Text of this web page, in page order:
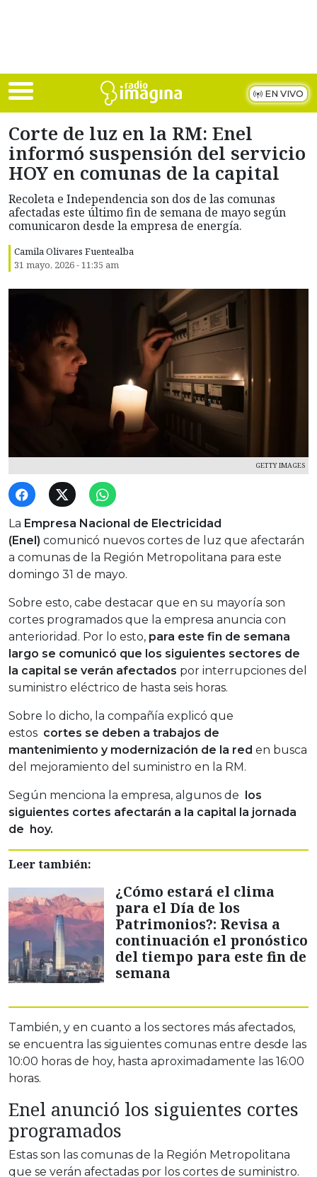
EN VIVO
Corte de luz en la RM: Enel
informó suspensión del servicio
HOY en comunas de la capital
Recoleta e Independencia son dos de las comunas
afectadas este último fin de semana de mayo según
comunicaron desde la empresa de energía.
Camila Olivares Fuentealba
31 mayo, 2026 - 11:35 am
GETTY IMAGES
La Empresa Nacional de Electricidad
(Enel) comunicó nuevos cortes de luz que afectarán
a comunas de la Región Metropolitana para este
domingo 31 de mayo.
Sobre esto, cabe destacar que en su mayoría son
cortes programados que la empresa anuncia con
anterioridad. Por lo esto, para este fin de semana
largo se comunicó que los siguientes sectores de
la capital se verán afectados por interrupciones del
suministro eléctrico de hasta seis horas.
Sobre lo dicho, la compañía explicó que
estos cortes se deben a trabajos de
mantenimiento y modernización de la red en busca
del mejoramiento del suministro en la RM.
Según menciona la empresa, algunos de
los
siguientes cortes afectarán a la capital la jornada
de hoy.
Leer también:
¿Cómo estará el clima
para el Día de los
Patrimonios?: Revisa a
continuación el pronóstico
del tiempo para este fin de
semana
También, y en cuanto a los sectores más afectados,
se encuentra las siguientes comunas entre desde las
10:00 horas de hoy, hasta aproximadamente las 16:00
horas.
Enel anunció los siguientes cortes
programados
Estas son las comunas de la Región Metropolitana
que se verán afectadas por los cortes de suministro.